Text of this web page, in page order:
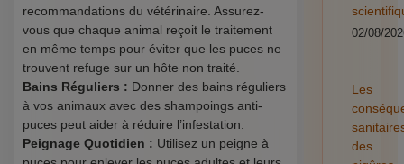
recommandations du vétérinaire. Assurez-
vous que chaque animal reçoit le traitement
en même temps pour éviter que les puces ne
trouvent refuge sur un hôte non traité.
Bains Réguliers : Donner des bains réguliers
à vos animaux avec des shampoings anti-
puces peut aider à réduire l’infestation.
Peignage Quotidien : Utilisez un peigne à
02/08/
Les
des